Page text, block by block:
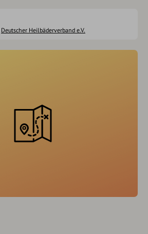
Deutscher Heilbäderverband e.V.